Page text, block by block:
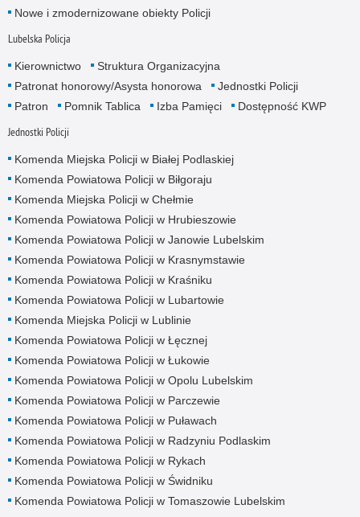
Nowe i zmodernizowane obiekty Policji
Lubelska Policja
Kierownictwo
Struktura Organizacyjna
Patronat honorowy/Asysta honorowa
Jednostki Policji
Patron
Pomnik Tablica Izba Pamięci Dostępność KWP
Jednostki Policji
Komenda Miejska Policji w Białej Podlaskiej
Komenda Powiatowa Policji w Biłgoraju
Komenda Miejska Policji w Chełmie
Komenda Powiatowa Policji w Hrubieszowie
Komenda Powiatowa Policji w Janowie Lubelskim
Komenda Powiatowa Policji w Krasnymstawie
Komenda Powiatowa Policji w Kraśniku
Komenda Powiatowa Policji w Lubartowie
Komenda Miejska Policji w Lublinie
Komenda Powiatowa Policji w Łęcznej
Komenda Powiatowa Policji w Łukowie
Komenda Powiatowa Policji w Opolu Lubelskim
Komenda Powiatowa Policji w Parczewie
Komenda Powiatowa Policji w Puławach
Komenda Powiatowa Policji w Radzyniu Podlaskim
Komenda Powiatowa Policji w Rykach
Komenda Powiatowa Policji w Świdniku
Komenda Powiatowa Policji w Tomaszowie Lubelskim